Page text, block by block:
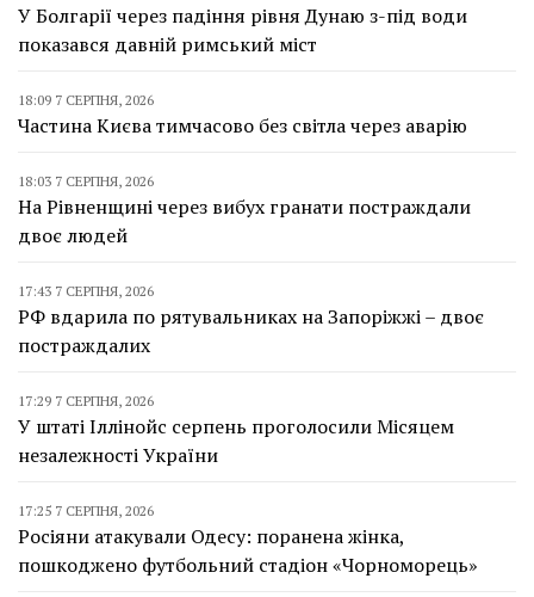
У Болгарії через падіння рівня Дунаю з-під води
показався давній римський міст
18:09 7 СЕРПНЯ, 2026
Частина Києва тимчасово без світла через аварію
18:03 7 СЕРПНЯ, 2026
На Рівненщині через вибух гранати постраждали
двоє людей
17:43 7 СЕРПНЯ, 2026
РФ вдарила по рятувальниках на Запоріжжі – двоє
постраждалих
17:29 7 СЕРПНЯ, 2026
У штаті Іллінойс серпень проголосили Місяцем
незалежності України
17:25 7 СЕРПНЯ, 2026
Росіяни атакували Одесу: поранена жінка,
пошкоджено футбольний стадіон «Чорноморець»